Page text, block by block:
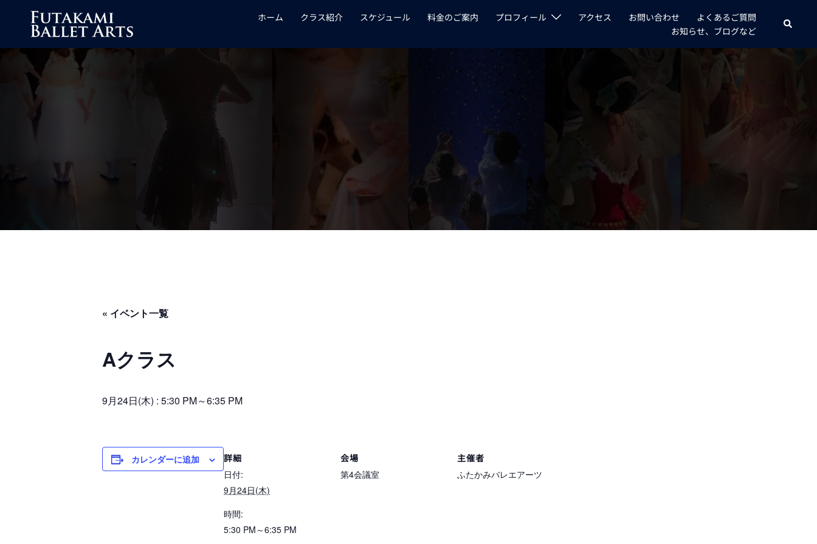
ホーム クラス紹介 スケジュール 料金のご案内 プロフィール アクセス お問い合わせ
よくあるご質問
お知らせ、ブログなど
検
索
« イベント一覧
Aクラス
9月24日(木) : 5:30 PM～6:35 PM
カレンダーに追加
詳細
日付:
9月24日(木)
時間:
5:30 PM～6:35 PM
会場
第4会議室
主催者
ふたかみバレエアーツ